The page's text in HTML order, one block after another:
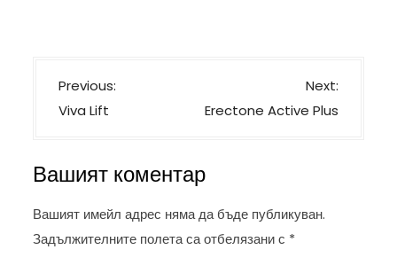
Н
а
г
а
ц
Previous:
Viva Lift
Next:
Erectone Active Plus
Вашият коментар
Вашият имейл адрес няма да бъде публикуван.
Задължителните полета са отбелязани с *